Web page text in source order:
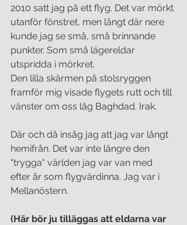
2010 satt jag på ett flyg. Det var mörkt
utanför fönstret, men långt där nere
kunde jag se små, små brinnande
punkter. Som små lägereldar
utspridda i mörkret.
Den lilla skärmen på stolsryggen
framför mig visade flygets rutt och till
vänster om oss låg Baghdad. Irak.
Där och då insåg jag att jag var långt
hemifrån. Det var inte längre den
"trygga" världen jag var van med
efter år som flygvärdinna. Jag var i
Mellanöstern.
(Här bör ju tilläggas att eldarna var